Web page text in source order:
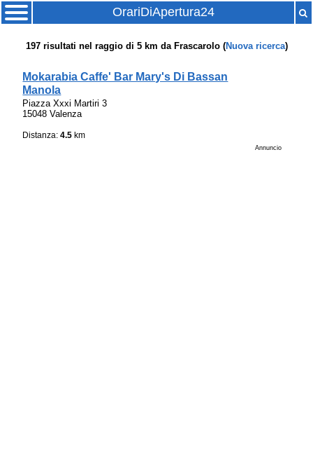
OrariDiApertura24
197risultati nel raggio di 5 km da Frascarolo (Nuova ricerca)
Mokarabia Caffe' Bar Mary's Di Bassan
Manola
Piazza Xxxi Martiri 3
15048 Valenza
Distanza:4.5 km
Annuncio